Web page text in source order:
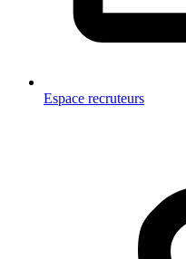
Espace recruteurs